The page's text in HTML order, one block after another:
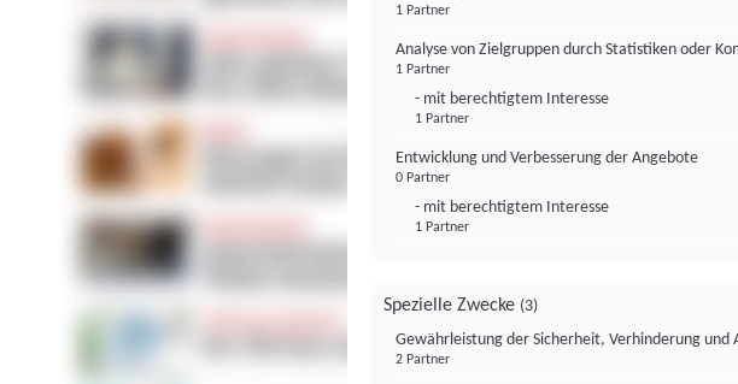
1 Partner
Analyse von Zielgruppen durch Statistiken oder
1 Partner
- mit berechtigtem Interesse
1 Partner
Entwicklung und Verbesserung der Angebote
0 Partner
- mit berechtigtem Interesse
1 Partner
Spezielle Zwecke (3)
Gewährleistung der Sicherheit, Verhinderung und
2 Partner